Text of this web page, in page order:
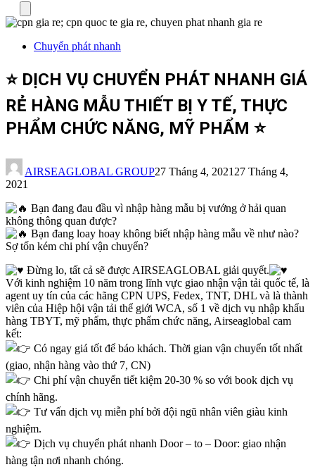
Chuyển phát nhanh
⭐ DỊCH VỤ CHUYỂN PHÁT NHANH GIÁ
RẺ HÀNG MẪU THIẾT BỊ Y TẾ, THỰC
PHẨM CHỨC NĂNG, MỸ PHẨM ⭐
AIRSEAGLOBAL GROUP27 Tháng 4, 2021 27 Tháng 4,
2021
Bạn đang đau đầu vì nhập hàng mẫu bị vướng ở hải quan
không thông quan được?
Bạn đang loay hoay không biết nhập hàng mẫu về như nào?
Sợ tốn kém chi phí vận chuyển?
Đừng lo, tất cả sẽ được AIRSEAGLOBAL giải quyết.
Với kinh nghiệm 10 năm trong lĩnh vực giao nhận vận tải quốc tế, là
agent uy tín của các hãng CPN UPS, Fedex, TNT, DHL và là thành
viên của Hiệp hội vận tải thể giới WCA, số 1 về dịch vụ nhập khẩu
hàng TBYT, mỹ phẩm, thực phẩm chức năng, Airseaglobal cam
kết:
Có ngay giá tốt để báo khách. Thời gian vận chuyển tốt nhất
(giao, nhận hàng vào thứ 7, CN)
Chi phí vận chuyển tiết kiệm 20-30 % so với book dịch vụ
chính hãng.
Tư vấn dịch vụ miễn phí bởi đội ngũ nhân viên giàu kinh
nghiệm.
Dịch vụ chuyển phát nhanh Door – to – Door: giao nhận
hàng tận nơi nhanh chóng.